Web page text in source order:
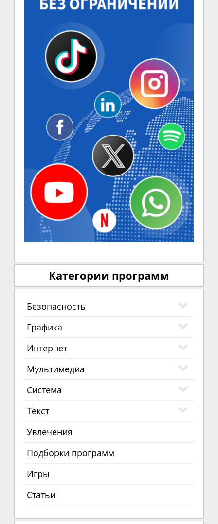
Категории программ
Безопасность
Графика
Интернет
Мультимедиа
Система
Текст
Увлечения
Подборки программ
Игры
Статьи